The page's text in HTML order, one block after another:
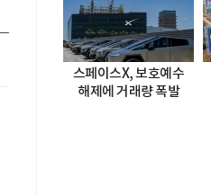
스페이스X, 보호예수
해제에 거래량 폭발